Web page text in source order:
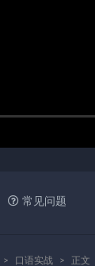
常见问题
口语实战 正文